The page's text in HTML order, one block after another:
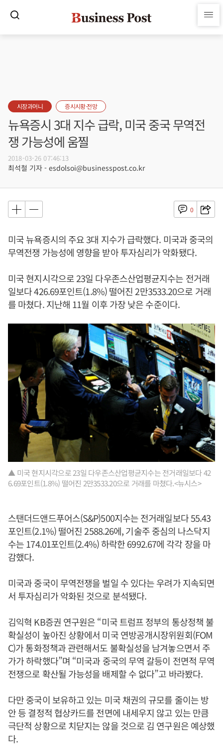
시장과머니 증시시황·전망
뉴욕증시 3대 지수 급락, 미국 중국 무역전
쟁 가능성에 움찔
2018-03-26 07:46:13
최석철 기자 - esdolsoi@businesspost.co.kr
0
미국 뉴욕증시의 주요 3대 지수가 급락했다. 미국과 중국의
무역전쟁 가능성에 영향을 받아 투자심리가 악화됐다.
미국 현지시각으로 23일 다우존스산업평균지수는 전거래
일보다 426.69포인트(1.8%) 떨어진 2만3533.20으로 거래
를 마쳤다. 지난해 11월 이후 가장 낮은 수준이다.
▲ 미국 현지시각으로 23일 다우존스산업평균지수는 전거래일보다 42
6.69포인트(1.8%) 떨어진 2만3533.20으로 거래를 마쳤다.<뉴시스>
스탠더드앤드푸어스(S&P)500지수는 전거래일보다 55.43
포인트(2.1%) 떨어진 2588.26에, 기술주 중심의 나스닥지
수는 174.01포인트(2.4%) 하락한 6992.67에 각각 장을 마
감했다.
미국과 중국이 무역전쟁을 벌일 수 있다는 우려가 지속되면
서 투자심리가 악화된 것으로 분석됐다.
김익혁 KB증권 연구원은 “미국 트럼프 정부의 통상정책 불
확실성이 높아진 상황에서 미국 연방공개시장위원회(FOM
C)가 통화정책과 관련해서도 불확실성을 남겨놓으면서 주
가가 하락했다”며 “미국과 중국의 무역 갈등이 전면적 무역
전쟁으로 확산될 가능성을 배제할 수 없다”고 바라봤다.
다만 중국이 보유하고 있는 미국 채권의 규모를 줄이는 방
안 등 결정적 협상카드를 전면에 내세우지 않고 있는 만큼
극단적 상황으로 치닫지는 않을 것으로 김 연구원은 예상했
다.